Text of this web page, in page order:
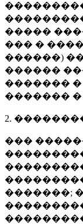
�����
��� �
������)
������
�������
�������
2.
���
�������;